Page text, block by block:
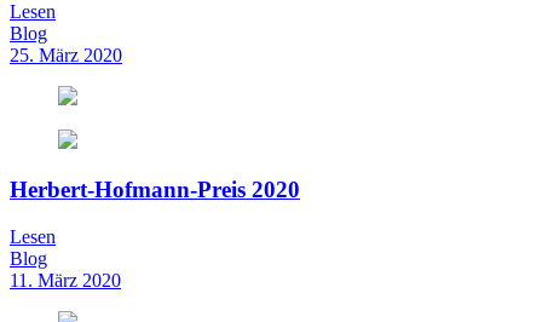
Lesen
Blog
25. März 2020
Herbert-Hofmann-Preis 2020
Lesen
Blog
11. März 2020